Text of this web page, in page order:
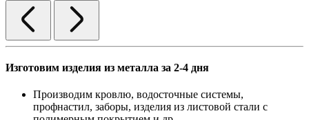
Изготовим изделия из металла за 2-4 дня
Производим кровлю, водосточные системы,
профнастил, заборы, изделия из листовой стали с